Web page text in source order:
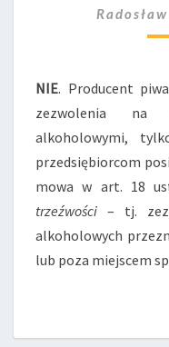
NIE. Producent
zezwolenia na
alkoholowymi,
przedsiębiorcom
mowa w art. 18
trzeźwości – tj.
alkoholowych
lub poza miejscem